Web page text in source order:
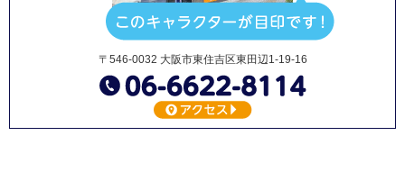
〒546-0032 大阪市東住吉区東田辺1-19-16